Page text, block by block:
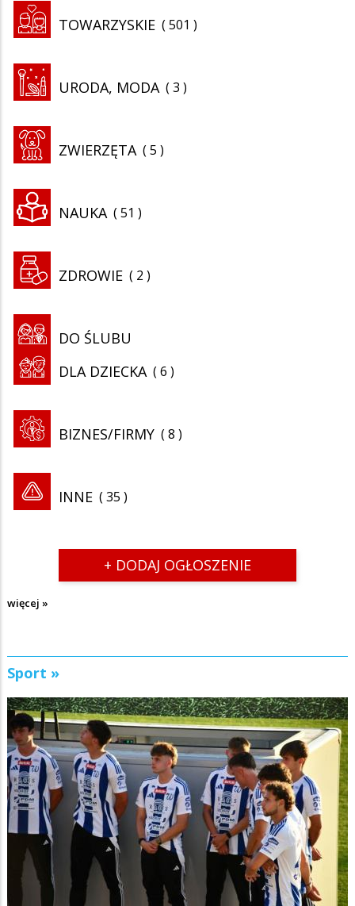
TOWARZYSKIE 501
URODA, MODA 3
ZWIERZĘTA 5
51
NAUKA
ZDROWIE 2
DO ŚLUBU
6
DLA DZIECKA
8
BIZNES/FIRMY
35
INNE
+ DODAJ OGŁOSZENIE
więcej »
Sport »